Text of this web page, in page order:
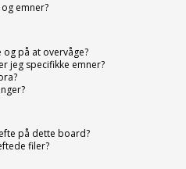
emner?
på at overvåge?
jeg specifikke emner?
på dette board?
filer?